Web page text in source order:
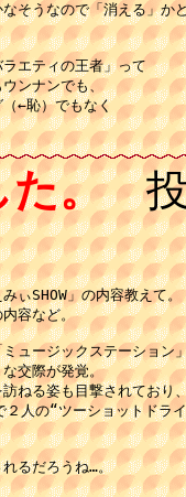
なそうなので「消える」
エティの王者」って
ンナンでも、
←恥）でもなく
た。投
ぃSHOW」の内容教えて。
容など。
ュージックステーション
交際が発覚。
ねる姿も目撃されており
人の“ツーショットドラ
るだろうね…。